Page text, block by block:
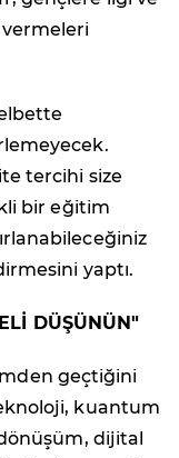
tercihi size
bir eğitim
yaptı.
DÜŞÜNÜN"
geçtiğini
kuantum
dijital